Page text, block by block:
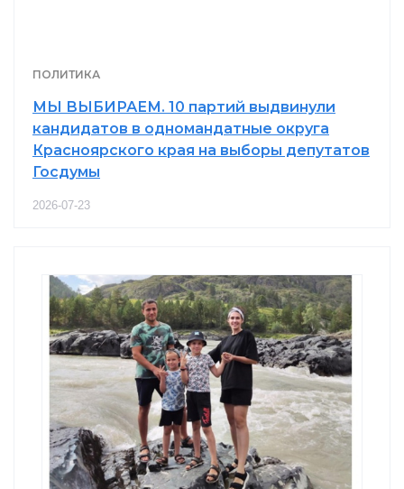
ПОЛИТИКА
МЫ ВЫБИРАЕМ. 10 партий выдвинули
кандидатов в одномандатные округа
Красноярского края на выборы депутатов
Госдумы
2026-07-23